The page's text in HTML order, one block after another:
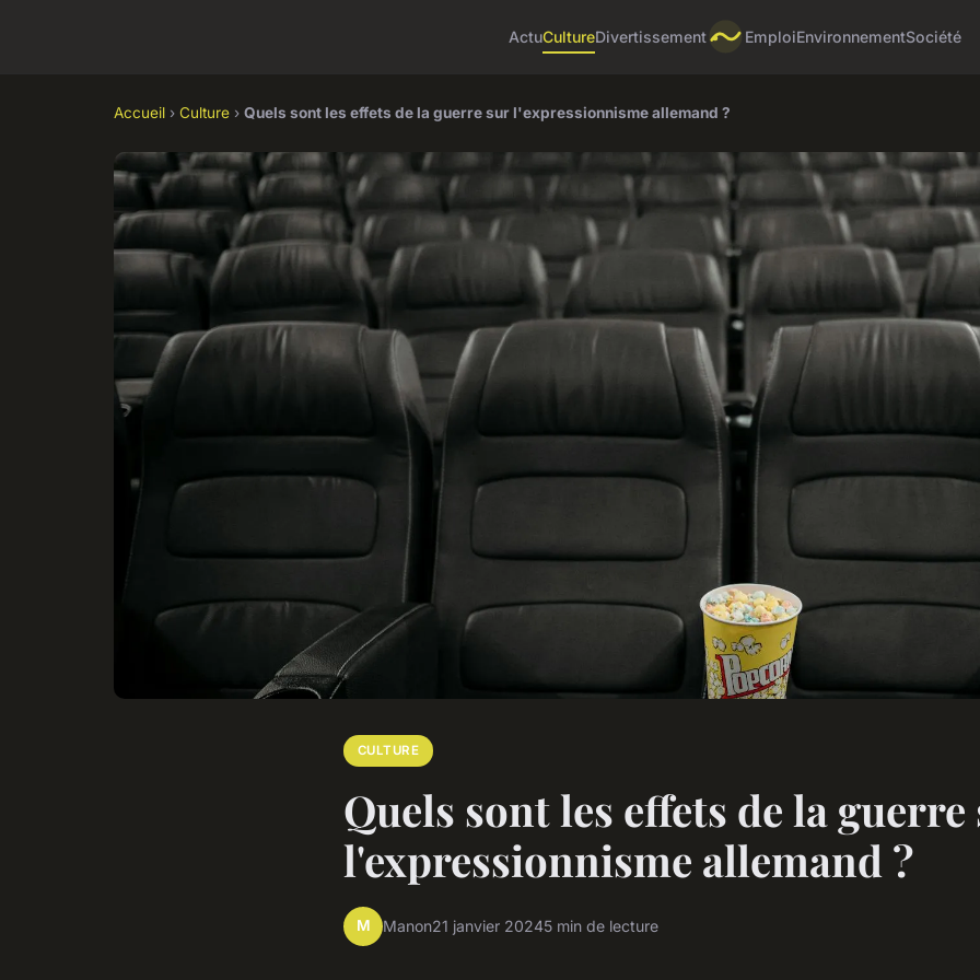
ActuCultureDivertissement EmploiEnvironnementSociété
Accueil › Culture › Quels sont les effets de la guerre sur l'expressionnisme allemand ?
CULTURE
Quels sont les effets de la
l'expressionnisme allemand ?
M Manon21 janvier 20245 min de lecture